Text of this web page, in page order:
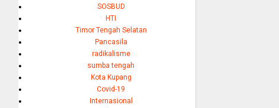
SOSBUD
HTI
Timor Tengah Selatan
Pancasila
radikalisme
sumba tengah
Kota Kupang
Covid-19
Internasional